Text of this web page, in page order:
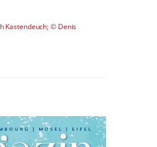
Kastendeuch; © Denis